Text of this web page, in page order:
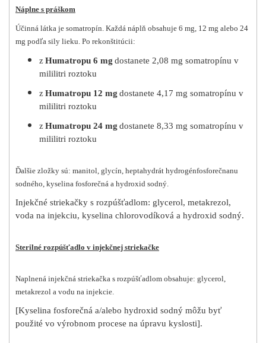
Náplne s práškom
Účinná látka je somatropín. Každá náplň obsahuje 6 mg, 12 mg alebo 24
mg podľa sily lieku. Po rekonštitúcii:
zHumatropu 6 mg dostanete 2,08 mg somatropínu v
mililitri roztoku
zHumatropu 12 mg dostanete 4,17 mg somatropínu v
mililitri roztoku
zHumatropu 24 mg dostanete 8,33 mg somatropínu v
mililitri roztoku
Ďalšie zložky sú: manitol, glycín, heptahydrát hydrogénfosforečnanu
sodného, kyselina fosforečná a hydroxid sodný.
Injekčné striekačky s rozpúšťadlom: glycerol, metakrezol,
voda na injekciu, kyselina chlorovodíková a hydroxid sodný.
Sterilné rozpúšťadlo v injekčnej striekačke
Naplnená injekčná striekačka s rozpúšťadlom obsahuje: glycerol,
metakrezol a vodu na injekcie.
[Kyselina fosforečná a/alebo hydroxid sodný môžu byť
použité vo výrobnom procese na úpravu kyslosti].